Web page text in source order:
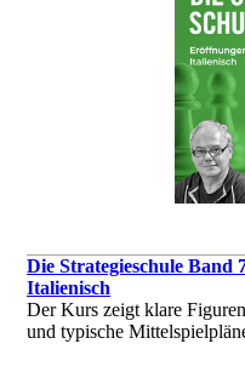
Die Strategieschule Band
Italienisch
Der Kurs zeigt klare
und typische
Übungsteil lernen Sie,